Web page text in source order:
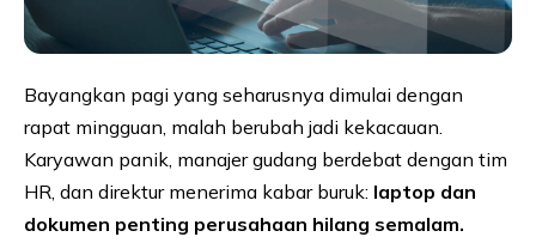
Bayangkan pagi yang seharusnya dimulai dengan
rapat mingguan, malah berubah jadi kekacauan.
Karyawan panik, manajer gudang berdebat dengan tim
HR, dan direktur menerima kabar buruk: laptop dan
dokumen penting perusahaan hilang semalam.